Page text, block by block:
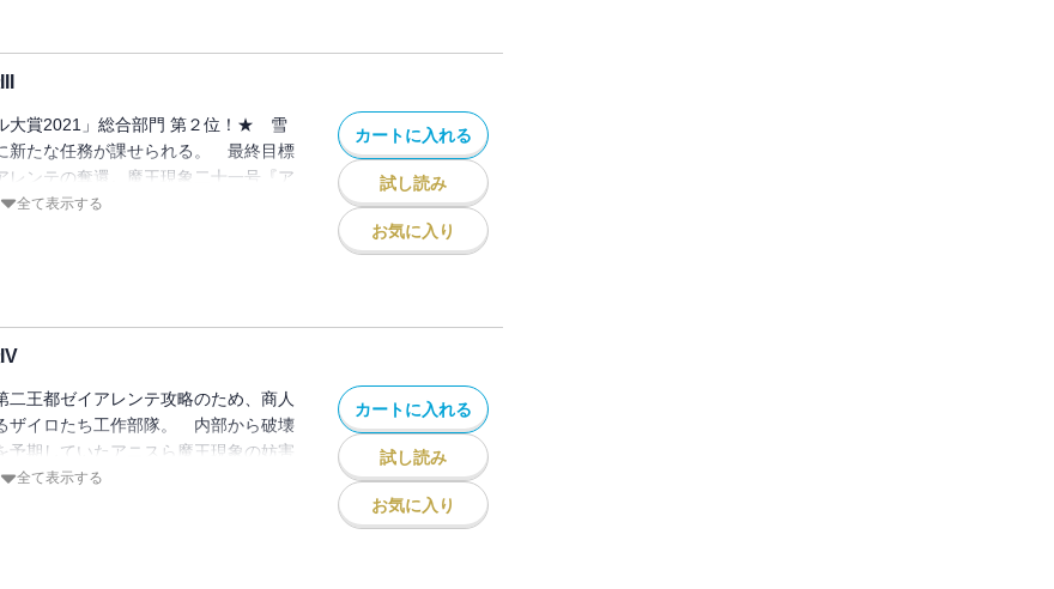
く――。
大賞2021」総合部門 第２位！★ 雪
新たな任務が課せられる。 最終目標
レンテの奪還。魔王現象二十一号『ア
都から進出してくる異形の軍勢を叩
な絶望的な状況のなか、異形に追わ
が思いがけず戦況を動かしてい
開で贈る、極寒の王都奪還作戦の行方
全て表示する
カートに入れる
試し読み
お気に入り
二王都ゼイアレンテ攻略のため、商人
ザイロたち工作部隊。 内部から破壊
予期していたアニスら魔王現象の妨害
れる。 そんななか、聖女ユリサの導
全て表示する
カートに入れる
試し読み
お気に入り